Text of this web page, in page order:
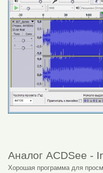
Аналог ACDSee -
Хорошая программа для